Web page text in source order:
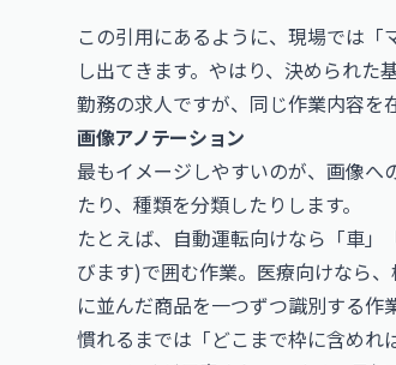
この引用にあるように、現場では
し出てきます。やはり、決められ
勤務の求人ですが、同じ作業内容を
画像アノテーション
最もイメージしやすいのが、画像へ
たり、種類を分類したりします。
たとえば、自動運転向けなら「車
びます)で囲む作業。医療向けなら
に並んだ商品を一つずつ識別する作
慣れるまでは「どこまで枠に含めれ